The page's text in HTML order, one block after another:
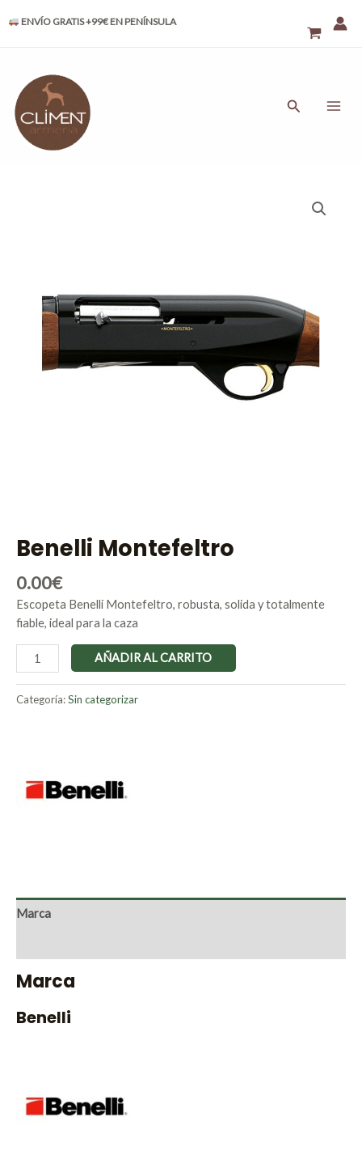
ENVÍO GRATIS +99€ EN PENÍNSULA
Buscar
Benelli Montefeltro
0.00€
Escopeta Benelli Montefeltro, robusta, solida y totalmente
fiable, ideal para la caza
AÑADIR AL CARRITO
Categoría:Sin categorizar
Marca
Marca
Benelli